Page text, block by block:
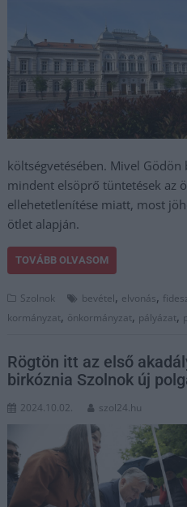
költségvetésében. Mivel
mindent elsöprő tüntetések az
ellehetetlenítése miatt, most
ötlet alapján.
TOVÁBB OLVASOM
Szolnok bevétel, elvonás,
kormányzat, önkormányzat, pályázat,
Rögtön itt az első
birkóznia Szolnok új
2024.10.02. szol24.hu